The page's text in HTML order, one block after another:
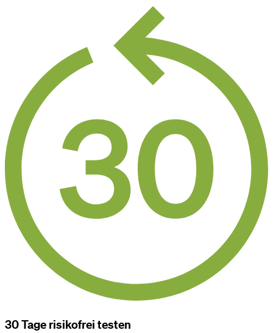
30 Tage risikofrei testen